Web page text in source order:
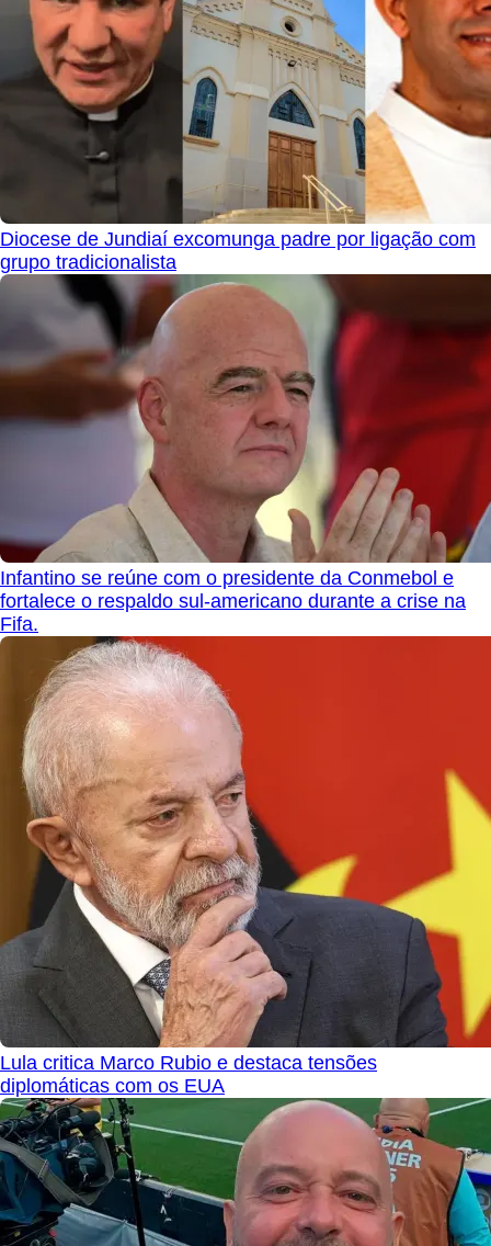
Diocese de Jundiaí excomunga padre por ligação com
grupo tradicionalista
Infantino se reúne com o presidente da Conmebol e
fortalece o respaldo sul-americano durante a crise na
Fifa.
Lula critica Marco Rubio e destaca tensões
diplomáticas com os EUA